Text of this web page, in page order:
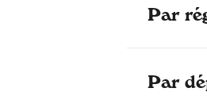
(731
RN 7
Par
Par